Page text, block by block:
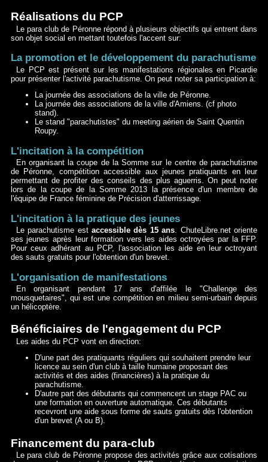
Réalisations du PCP
Le para club de Péronne répond à plusieurs objectifs qui entrent dans
son objet social en mettant toutefois l'accent sur:
La promotion et le développement du parachutisme
Le PCP est présent sur les manifestations régionales en Picardie
pour présenter l'activité parachutisme. On peut noter sa participation à:
La journée des associations de la ville de Péronne.
La journée des associations de la ville d'Amiens. (cf photo
stand).
Le stand "parachutistes" du meeting aérien de Saint Quentin
Roupy.
L'incitation à la compétition
En organisant la coupe de la Somme sur le centre de parachutisme
de Péronne, compétition accessible aux jeunes pratiquants en leur
permettant de profiter des conseils des plus aguerris. On peut noter
lors de la coupe de la Somme 2013 la présence d'un membre de
l'équipe de France féminine de Précision d'atterrissage.
L'incitation à la pratique des jeunes
Le parachutisme estaccessible dès 15 ans. ChuteLibre.net oriente
ses jeunes après leur formation vers les aides octroyées par la FFP.
Pour ceux adhérant au PCP, l'association les aide en leur octroyant
des sauts gratuits pour l'obtention d'un brevet.
L'organisation de manifestations
En organisant pendant 17 ans d'affilée le "Challenge des
mousquetaires", qui est une compétition en milieu semi-urbain depuis
un hélicoptère.
Bénéficiaires de l'engagement du PCP
Les aides du PCP vont en direction:
D'une part des pratiquants réguliers qui souhaitent prendre leur
licence au sein d'un club à taille humaine proposant des
activités et des aides (financières) à la pratique du
parachutisme.
D'autre part des débutants qui commencent un stage PAC ou
une formation en ouverture automatique. Ces débutants
recevront une aide sous forme de sauts gratuits dès l'obtention
d'un brevet (A ou B).
Financement du para-club
Le para club de Péronne propose des activités grâce aux cotisations